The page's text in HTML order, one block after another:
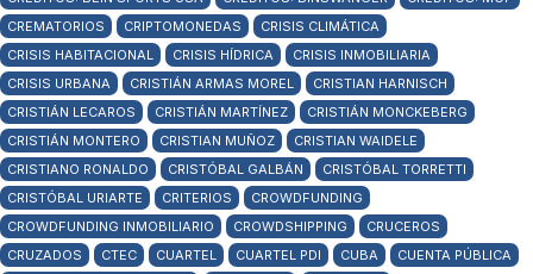
CREMATORIOS
CRIPTOMONEDAS
CRISIS CLIMÁTICA
CRISIS HABITACIONAL
CRISIS HÍDRICA
CRISIS INMOBILIARIA
CRISIS URBANA
CRISTIÁN ARMAS MOREL
CRISTIAN HARNISCH
CRISTIÁN LECAROS
CRISTIÁN MARTÍNEZ
CRISTIÁN MONCKEBERG
CRISTIÁN MONTERO
CRISTIAN MUÑOZ
CRISTIAN WAIDELE
CRISTIANO RONALDO
CRISTÓBAL GALBÁN
CRISTÓBAL TORRETTI
CRISTÓBAL URIARTE
CRITERIOS
CROWDFUNDING
CROWDFUNDING INMOBILIARIO
CROWDSHIPPING
CRUCEROS
CRUZADOS
CTEC CUARTEL CUARTEL PDI CUBA
CUENTA PÚBLICA